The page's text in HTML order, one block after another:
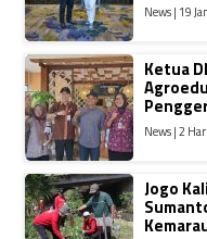
News | 19
Ketua
News | 2
Jogo